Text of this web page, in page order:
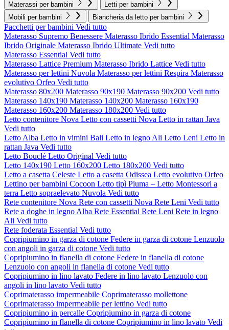
Materassi per bambini
Letti per bambini
Mobili per bambini
Biancheria da letto per bambini
Pacchetti per bambini Vedi tutto
Materasso Supremo Benessere Materasso Ibrido Essential Materasso
Ibrido Originale Materasso Ibrido Ultimate Vedi tutto
Materasso Essential Vedi tutto
Materasso Lattice Premium Materasso Ibrido Lattice Vedi tutto
Materasso per lettini Nuvola Materasso per lettini Respira Materasso
evolutivo Orfeo Vedi tutto
Materasso 80x200 Materasso 90x190 Materasso 90x200 Vedi tutto
Materasso 140x190 Materasso 140x200 Materasso 160x190
Materasso 160x200 Materasso 180x200 Vedi tutto
Letto contenitore Nova Letto con cassetti Nova Letto in rattan Java
Vedi tutto
Letto Alba Letto in vimini Bali Letto in legno Ali Letto Leni Letto in
rattan Java Vedi tutto
Letto Bouclé Letto Original Vedi tutto
Letto 140x190 Letto 160x200 Letto 180x200 Vedi tutto
Letto a casetta Celeste Letto a casetta Odissea Letto evolutivo Orfeo
Lettino per bambini Cocoon Letto tipì Piuma – Letto Montessori a
terra Letto sopraelevato Nuvola Vedi tutto
Rete contenitore Nova Rete con cassetti Nova Rete Leni Vedi tutto
Rete a doghe in legno Alba Rete Essential Rete Leni Rete in legno
Ali Vedi tutto
Rete foderata Essential Vedi tutto
Copripiumino in garza di cotone Federe in garza di cotone Lenzuolo
con angoli in garza di cotone Vedi tutto
Copripiumino in flanella di cotone Federe in flanella di cotone
Lenzuolo con angoli in flanella di cotone Vedi tutto
Copripiumino in lino lavato Federe in lino lavato Lenzuolo con
angoli in lino lavato Vedi tutto
Coprimaterasso impermeabile Coprimaterasso mollettone
Coprimaterasso impermeabile per lettino Vedi tutto
Copripiumino in percalle Copripiumino in garza di cotone
Copripiumino in flanella di cotone Copripiumino in lino lavato Vedi